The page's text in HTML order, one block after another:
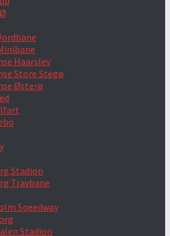
Haarslev
Store Stegø
Østerø
Stadion
Travbane
Speedway
Stadion